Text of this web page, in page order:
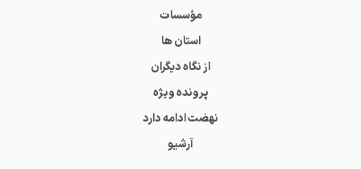
مؤسسات
استان ها
از نگاه دیگران
پرونده ویژه
نهضت ادامه دارد
آرشیو